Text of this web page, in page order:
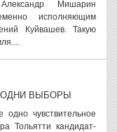
Мишарин
исполняющим
Куйвашев. Такую
ВЫБОРЫ
чувствительное
Тольятти кандидат-